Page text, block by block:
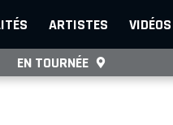
ARTISTES VIDÉOS
EN TOURNÉE